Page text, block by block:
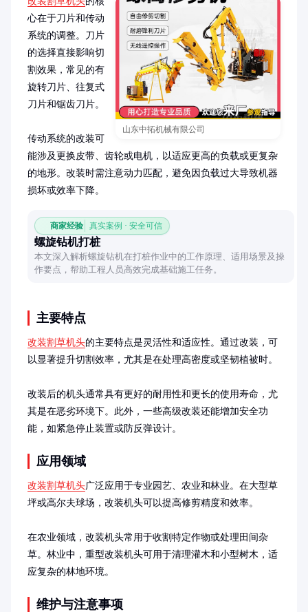
山东中拓机械有限公司
心在于刀片和传动
系统的调整。刀片
的选择直接影响切
割效果，常见的有
旋转刀片、往复式
刀片和锯齿刀片。
传动系统的改装可
能涉及更换皮带、齿轮或电机，以适应更高的负载或更复杂
的地形。改装时需注意动力匹配，避免因负载过大导致机器
损坏或效率下降。
商家经验 真实案例 · 安全可信
螺旋钻机打桩
本文深入解析螺旋钻机在打桩作业中的工作原理、适用场景及操
作要点，帮助工程人员高效完成基础施工任务。
主要特点
改装割草机头的主要特点是灵活性和适应性。通过改装，可
以显著提升切割效率，尤其是在处理高密度或坚韧植被时。
改装后的机头通常具有更好的耐用性和更长的使用寿命，尤
其是在恶劣环境下。此外，一些高级改装还能增加安全功
能，如紧急停止装置或防反弹设计。
应用领域
改装割草机头广泛应用于专业园艺、农业和林业。在大型草
坪或高尔夫球场，改装机头可以提高修剪精度和效率。
在农业领域，改装机头常用于收割特定作物或处理田间杂
草。林业中，重型改装机头可用于清理灌木和小型树木，适
应复杂的林地环境。
维护与注意事项